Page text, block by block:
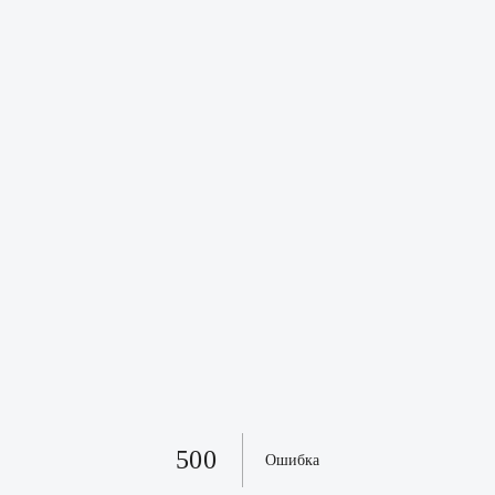
500 Ошибка